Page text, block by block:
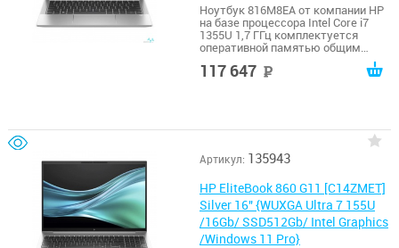
Ноутбук 816M8EA от компании HP
на базе процессора Intel Core i7
1355U 1,7 ГГц комплектуется
оперативной памятью общим
117 647
Артикул: 135943
HP EliteBook 860 G11 [C14ZMET]
Silver 16" {WUXGA Ultra 7 155U
/16Gb/ SSD512Gb/ Intel Graphics
/Windows 11 Pro}